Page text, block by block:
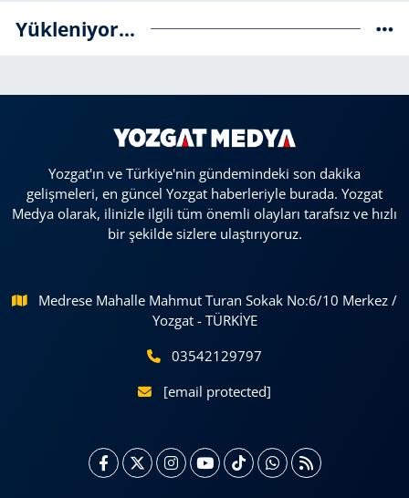
Yükleniyor...
Yozgat'ın ve Türkiye'nin gündemindeki son dakika
gelişmeleri, en güncel Yozgat haberleriyle burada. Yozgat
Medya olarak, ilinizle ilgili tüm önemli olayları tarafsız ve hızlı
bir şekilde sizlere ulaştırıyoruz.
Medrese Mahalle Mahmut Turan Sokak No:6/10 Merkez /
Yozgat - TÜRKİYE
03542129797
[email protected]